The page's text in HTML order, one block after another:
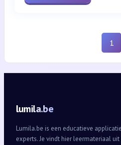
1
lumila.be
Lumila.be is een educatieve
experts. Je vindt hier leermateriaal